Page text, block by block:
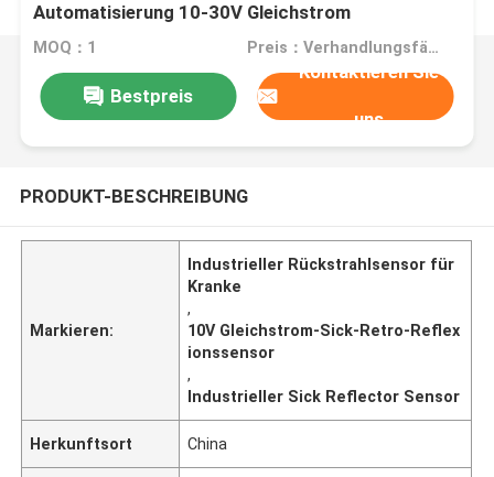
Automatisierung 10-30V Gleichstrom
MOQ：1 Preis：Verhandlungsfähig
Bestpreis
Kontaktieren Sie
uns
PRODUKT-BESCHREIBUNG
Markieren:
Industrieller Rückstrahlsensor für
Kranke
,
10V Gleichstrom-Sick-Retro-Reflex
ionssensor
,
Industrieller Sick Reflector Sensor
Herkunftsort China